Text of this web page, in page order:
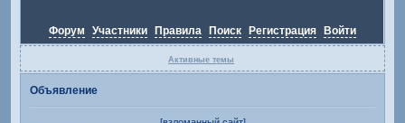
Форум Участники Правила Поиск Регистрация Войти
Активные темы
Объявление